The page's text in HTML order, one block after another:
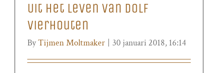
Uit het leven van Dolf
Vierhouten
ByTijmen Moltmaker 30 januari 2018, 16:14